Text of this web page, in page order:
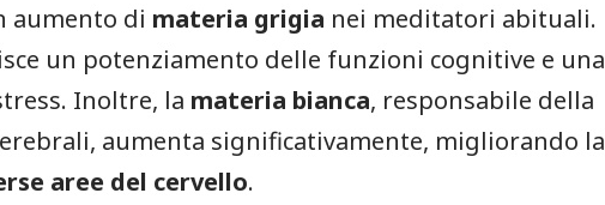
aumento di materia grigia nei meditatori abituali.
un potenziamento delle funzioni cognitive e una
Inoltre, la materia bianca, responsabile della
aumenta significativamente, migliorando la
aree del cervello.